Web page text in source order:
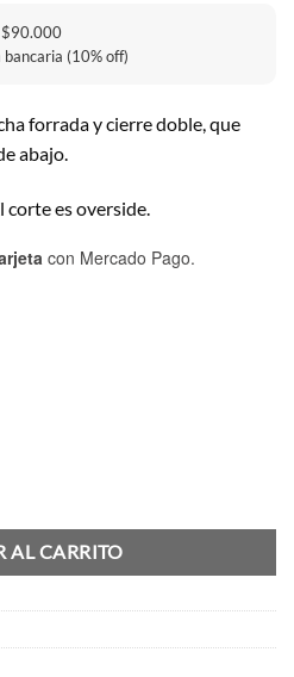
$90.000
(10% off)
forrada y cierre doble, que
abajo.
corte es overside.
con Mercado Pago.
AL CARRITO